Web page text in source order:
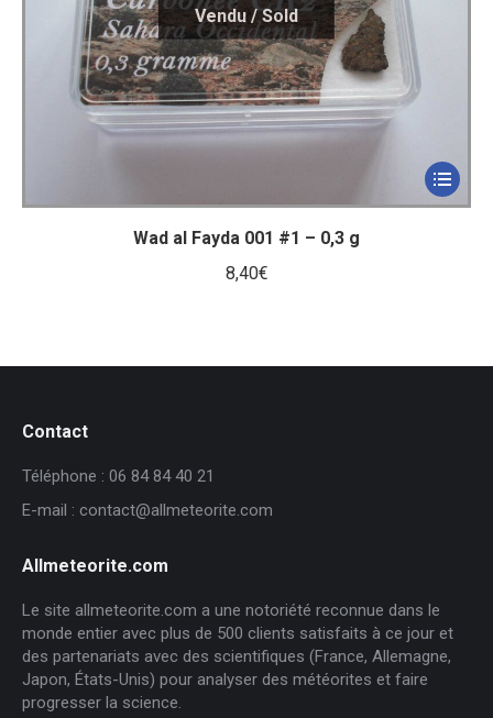
Wad al Fayda 001 #1 – 0,3 g
8,40€
Contact
Téléphone : 06 84 84 40 21
E-mail : contact@allmeteorite.com
Allmeteorite.com
Le site allmeteorite.com a une notoriété reconnue dans le
monde entier avec plus de 500 clients satisfaits à ce jour et
des partenariats avec des scientifiques (France, Allemagne,
Japon, États-Unis) pour analyser des météorites et faire
progresser la science.